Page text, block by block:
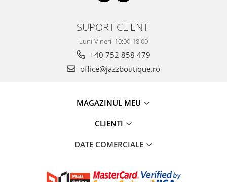
SUPORT CLIENTI
Luni-Vineri: 10:00-18:00
+40 752 858 479
office@jazzboutique.ro
MAGAZINUL MEU
CLIENTI
DATE COMERCIALE